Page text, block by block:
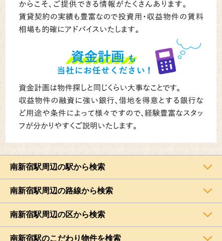
南新宿駅周辺の駅から検索
南新宿駅周辺の路線から検索
南新宿駅周辺の区から検索
南新宿駅のこだわり物件を検索